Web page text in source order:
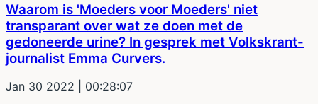
Waarom is 'Moeders voor Moeders' niet
transparant over wat ze doen met de
gedoneerde urine? In gesprek met Volkskrant-
journalist Emma Curvers.
Jan 30 2022 | 00:28:07